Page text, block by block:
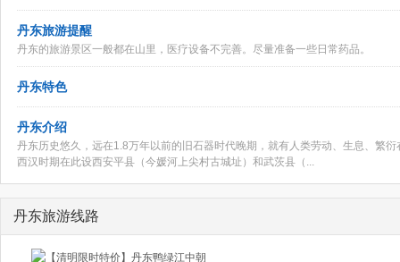
丹东旅游提醒
丹东的旅游景区一般都在山里，医疗设备不完善。尽量准备一些日常药品。
丹东特色
丹东介绍
丹东历史悠久，远在1.8万年以前的旧石器时代晚期，就有人类劳动、生息、繁
西汉时期在此设西安平县（今媛河上尖村古城址）和武茨县（...
丹东旅游线路